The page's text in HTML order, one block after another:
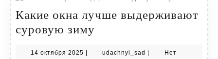
Какие окна лучше выдерживают
суровую зиму
14 октября 2025 14
| udachnyi_sad udachnyi_sad
|
Нет